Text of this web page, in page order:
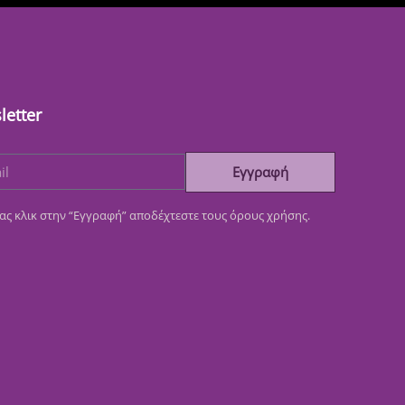
Εγγραφή
κλικ στην “Εγγραφή” αποδέχτεστε τους όρους χρήσης.